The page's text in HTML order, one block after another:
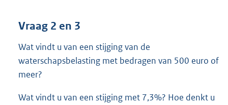
Vraag 2 en 3
Wat vindt u van een stijging van de
waterschapsbelasting met bedragen van 500 euro of
meer?
Wat vindt u van een stijging met 7,3%? Hoe denkt u